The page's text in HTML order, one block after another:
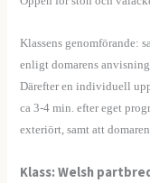
Klassens genomförande:
enligt domarens
Därefter en individuell
ca 3-4 min. efter eget
exteriört, samt att
Klass: Welsh